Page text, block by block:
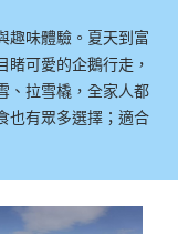
趣味體驗。夏天到富
睹可愛的企鵝行走，
、拉雪橇，全家人都
也有眾多選擇；適合